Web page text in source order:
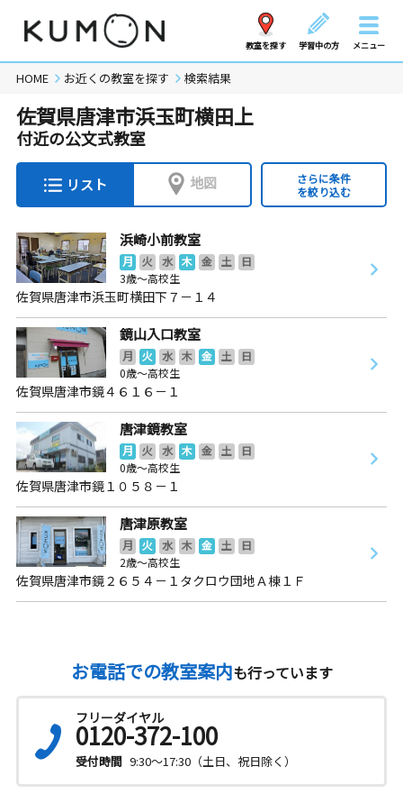
教室を探す 学習中の方 メニュー
HOME お近くの教室を探す 検索結果
佐賀県唐津市浜玉町横田上
付近の公文式教室
リスト 地図
さらに条件
を絞り込む
浜崎小前教室
月 火 水 木 金 土
日
3歳～高校生
佐賀県唐津市浜玉町横田下７－１４
鏡山入口教室
月 火 水 木 金 土
日
0歳～高校生
佐賀県唐津市鏡４６１６－１
唐津鏡教室
月 火 水 木 金 土
日
0歳～高校生
佐賀県唐津市鏡１０５８－１
唐津原教室
月 火 水 木 金 土
日
2歳～高校生
佐賀県唐津市鏡２６５４－１タクロウ団地Ａ棟１Ｆ
お電話での教室案内も行っています
フリーダイヤル
0120-372-100
受付時間 9:30～17:30（土日、祝日除く）